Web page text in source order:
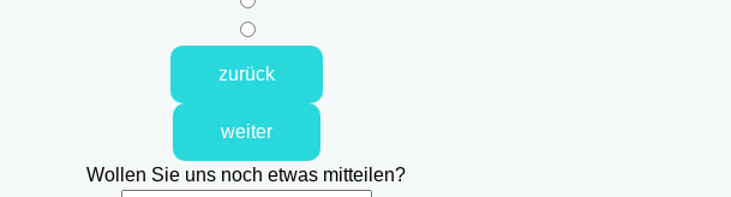
zurück
weiter
Wollen Sie uns noch etwas mitteilen?